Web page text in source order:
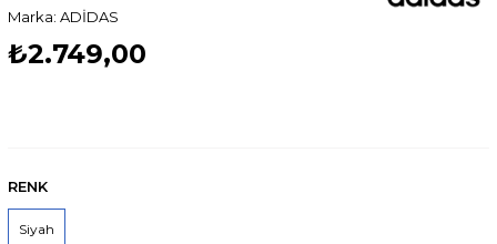
ADİDAS
₺2.749,00
RENK
Siyah